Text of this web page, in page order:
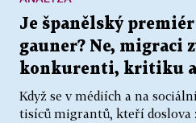
Je španělský
gauner? Ne, migraci
konkurenti, kritiku
Když se v médiích a na
tisíců migrantů, kteří doslova